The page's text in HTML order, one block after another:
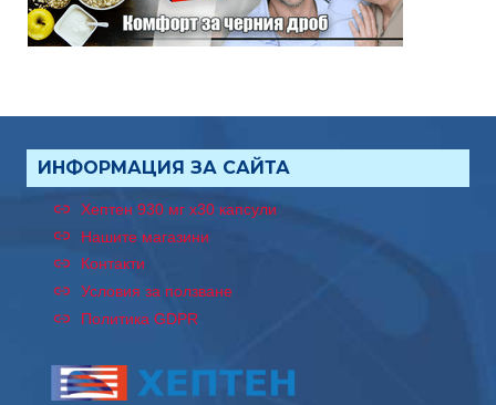
ИНФОРМАЦИЯ ЗА САЙТА
Хептен 930 мг x30 капсули
Нашите магазини
Контакти
Условия за ползване
Политика GDPR